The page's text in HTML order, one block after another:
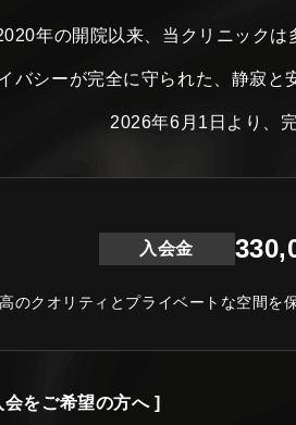
年の開院以来、当クリニックは
イバシーが完全に守られた、静寂と
2026年6月1日より、
入会金
のクオリティとプライベートな空間を
会をご希望の方へ ]